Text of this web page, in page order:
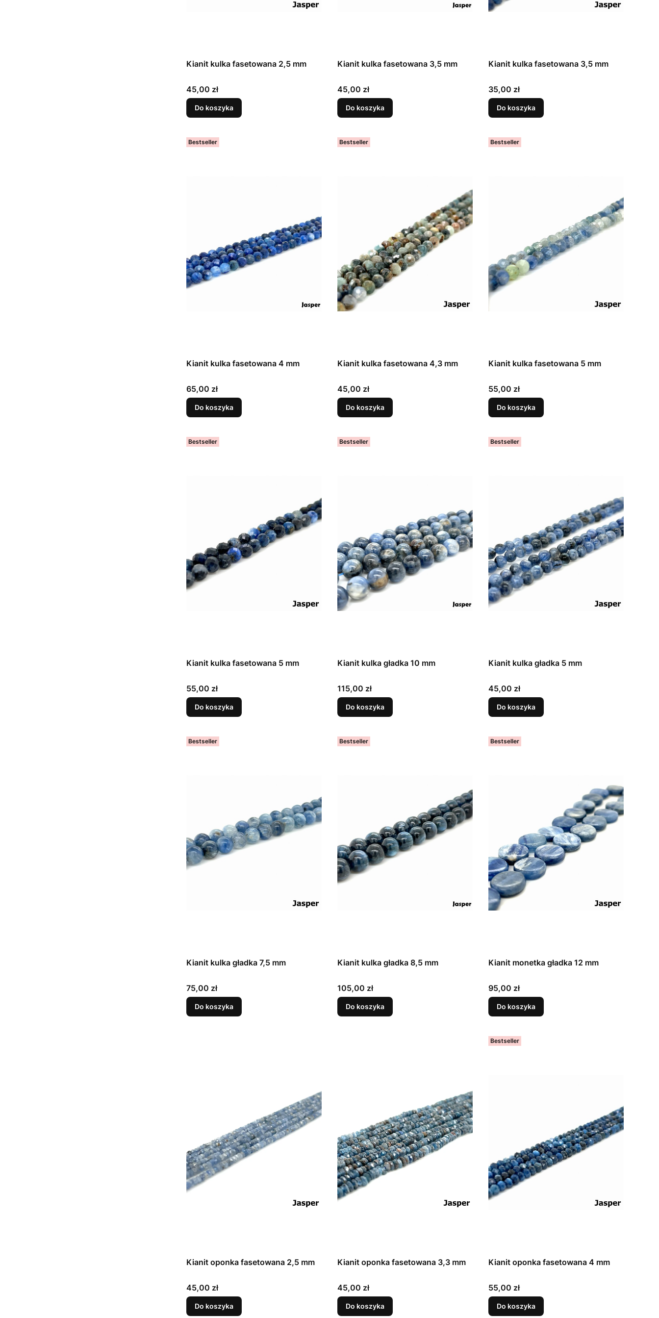
Kianit kulka fasetowana 2,5 mm
Cena
45,00 zł
Do koszyka
Kianit kulka fasetowana 3,5 mm
Cena
45,00 zł
Do koszyka
Kianit kulka fasetowana 3,5 mm
Cena
35,00 zł
Do koszyka
Bestseller
Kianit kulka fasetowana 4 mm
Cena
65,00 zł
Do koszyka
Bestseller
Kianit kulka fasetowana 4,3 mm
Cena
45,00 zł
Do koszyka
Bestseller
Kianit kulka fasetowana 5 mm
Cena
55,00 zł
Do koszyka
Bestseller
Kianit kulka fasetowana 5 mm
Cena
55,00 zł
Do koszyka
Bestseller
Kianit kulka gładka 10 mm
Cena
115,00 zł
Do koszyka
Bestseller
Kianit kulka gładka 5 mm
Cena
45,00 zł
Do koszyka
Bestseller
Kianit kulka gładka 7,5 mm
Cena
75,00 zł
Do koszyka
Bestseller
Kianit kulka gładka 8,5 mm
Cena
105,00 zł
Do koszyka
Bestseller
Kianit monetka gładka 12 mm
Cena
95,00 zł
Do koszyka
Kianit oponka fasetowana 2,5 mm
Cena
45,00 zł
Do koszyka
Kianit oponka fasetowana 3,3 mm
Cena
45,00 zł
Do koszyka
Bestseller
Kianit oponka fasetowana 4 mm
Cena
55,00 zł
Do koszyka